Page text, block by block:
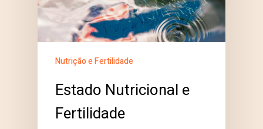
Nutrição e Fertilidade
Estado Nutricional e
Fertilidade